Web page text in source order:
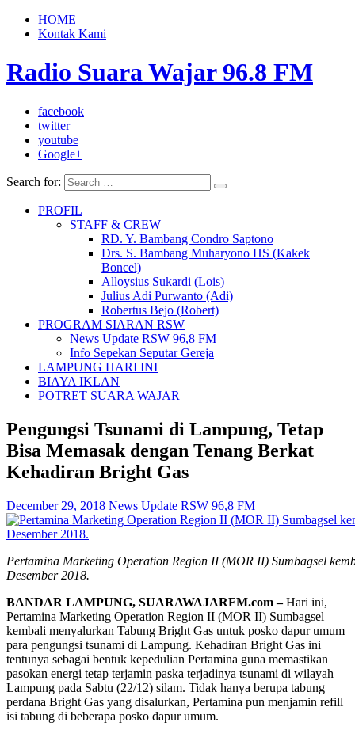
HOME
Kontak Kami
Radio Suara Wajar 96.8 FM
facebook
twitter
youtube
Google+
Search for:
PROFIL
STAFF & CREW
RD. Y. Bambang Condro Saptono
Drs. S. Bambang Muharyono HS (Kakek
Boncel)
Alloysius Sukardi (Lois)
Julius Adi Purwanto (Adi)
Robertus Bejo (Robert)
PROGRAM SIARAN RSW
News Update RSW 96,8 FM
Info Sepekan Seputar Gereja
LAMPUNG HARI INI
BIAYA IKLAN
POTRET SUARA WAJAR
Pengungsi Tsunami di Lampung, Tetap
Bisa Memasak dengan Tenang Berkat
Kehadiran Bright Gas
December 29, 2018 News Update RSW 96,8 FM
Pertamina Marketing Operation Region II (MOR II) Sumbagsel
Desember 2018.
BANDAR LAMPUNG, SUARAWAJARFM.com –Hari ini,
Pertamina Marketing Operation Region II (MOR II) Sumbagsel
kembali menyalurkan Tabung Bright Gas untuk posko dapur umum
para pengungsi tsunami di Lampung. Kehadiran Bright Gas ini
tentunya sebagai bentuk kepedulian Pertamina guna memastikan
pasokan energi tetap terjamin paska terjadinya tsunami di wilayah
Lampung pada Sabtu (22/12) silam. Tidak hanya berupa tabung
perdana Bright Gas yang disalurkan, Pertamina pun menjamin refill
isi tabung di beberapa posko dapur umum.